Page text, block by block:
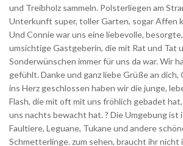
und Treibholz sammeln. Polsterliegen am
Unterkunft super, toller Garten, sogar Affen
Und Connie war uns eine liebevolle,
umsichtige Gastgeberin, die mit Rat und Tat
Sonderwünschen immer für uns da war. Wir
gefühlt. Danke und ganz liebe Grüße an dich,
ins Herz geschlossen haben wir die junge,
Flash, die mit oft mit uns fröhlich gebadet
uns nachts bewacht hat. ? Die Umgebung ist
Faultiere, Leguane, Tukane und andere
Schmetterlinge. zum sehen, braucht ihr nicht